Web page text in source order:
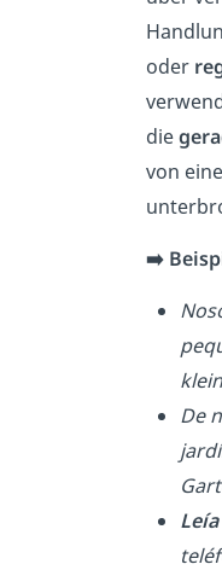
oder
die
von
➡️
De
Leía